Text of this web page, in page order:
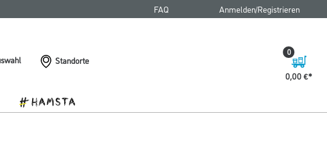
FAQ Anmelden/Registrieren
Standorte
0,00 €
0